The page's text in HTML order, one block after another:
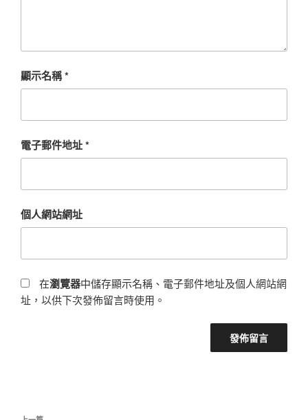
顯示名稱*
電子郵件地址*
個人網站網址
在瀏覽器中儲存顯示名稱、電子郵件地址及個人網站網
址，以供下次發佈留言時使用。
文